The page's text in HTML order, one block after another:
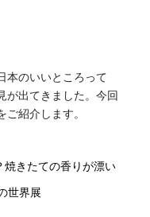
本のいいところって
が出てきました。今回
紹介します。
焼きたての香りが漂い
世界展